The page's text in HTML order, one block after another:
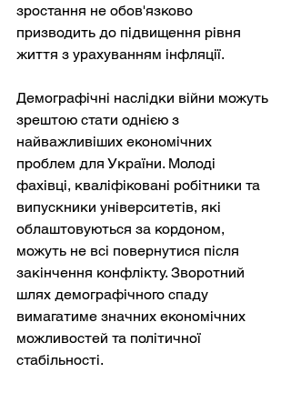
зростання не обов'язково
призводить до підвищення рівня
життя з урахуванням інфляції.
Демографічні наслідки війни можуть
зрештою стати однією з
найважливіших економічних
проблем для України. Молоді
фахівці, кваліфіковані робітники та
випускники університетів, які
облаштовуються за кордоном,
можуть не всі повернутися після
закінчення конфлікту. Зворотний
шлях демографічного спаду
вимагатиме значних економічних
можливостей та політичної
стабільності.